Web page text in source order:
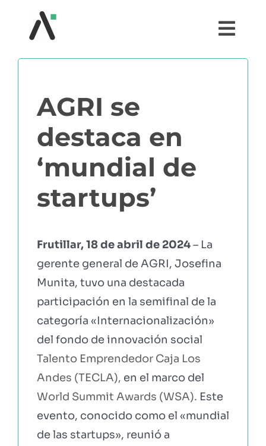
¿QUÉ ES AGRI?
MÓDULOS
TESTIMONIOS
COMUNIDAD AGRI
EBOOKS Y RECURSOS
PRUÉBALO GRATIS
AGRI se
destaca en
‘mundial de
startups’
Frutillar, 18 de abril de 2024– La
gerente general de AGRI, Josefina
Munita, tuvo una destacada
participación en la semifinal de la
categoría «Internacionalización»
del fondo de innovación social
Talento Emprendedor Caja Los
Andes (TECLA), en el marco del
World Summit Awards (WSA). Este
evento, conocido como el «mundial
de las startups», reunió a